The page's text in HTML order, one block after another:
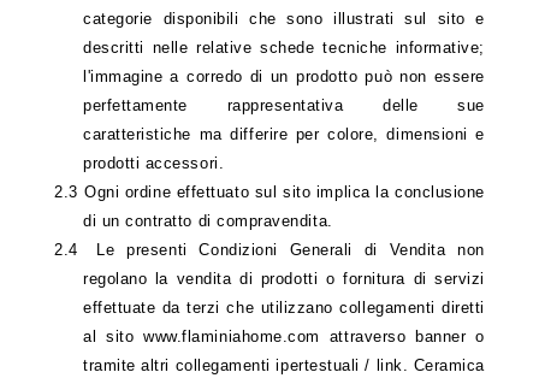
categorie disponibili che sono illustrati sul sito e
descritti nelle relative schede tecniche informative;
l'immagine a corredo di un prodotto può non essere
perfettamente rappresentativa delle sue
caratteristiche ma differire per colore, dimensioni e
prodotti accessori.
2.3 Ogni ordine effettuato sul sito implica la conclusione
di un contratto di compravendita.
2.4
Le presenti Condizioni Generali di Vendita non
regolano la vendita di prodotti o fornitura di servizi
effettuate da terzi che utilizzano collegamenti diretti
al sito www.flaminiahome.com attraverso banner o
tramite altri collegamenti ipertestuali / link. Ceramica